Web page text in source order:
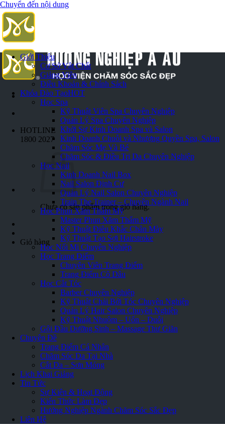
Chuyển đến nội dung
HOTLINE
1800 2027
Chưa có sản phẩm trong giỏ hàng.
Giỏ hàng
Giới Thiệu
Cơ Sở Vật Chất
Giảng Viên
Điều Khoản & Chính Sách
Khóa Đào TạoHOT
Học Spa
Kỹ Thuật Viên Spa Chuyên Nghiệp
Quản Lý Spa Chuyên Nghiệp
Khởi Sự Kinh Doanh Spa và Salon
Kinh Doanh Chuỗi và Nhượng Quyền Spa, Salon
Chăm Sóc Mẹ Và Bé
Chăm Sóc & Điều Trị Da Chuyên Nghiệp
Học Nail
Kinh Doanh Nail Box
Nail Salon Định Cư
Quản Lý Nail Salon Chuyên Nghiệp
Train The Trainer – Chuyên Ngành Nail
Học Phun Xăm Thẩm Mỹ
Master Phun Xăm Thẩm Mỹ
Kỹ Thuật Điêu Khắc Chân Mày
Kỹ Thuật Tạo Sợi Hairstroke
Học Nối Mi Chuyên Nghiệp
Học Trang Điểm
Chuyên Viên Trang Điểm
Trang Điểm Cô Dâu
Học Cắt Tóc
Barber Chuyên Nghiệp
Kỹ Thuật Chải Bới Tóc Chuyên Nghiệp
Quản Lý Hair Salon Chuyên Nghiệp
Kỹ Thuật Nhuộm – Uốn – Duỗi
Gội Đầu Dưỡng Sinh – Massage Thư Giãn
Chuyên Đề
Trang Điểm Cá Nhân
Chăm Sóc Da Tại Nhà
Cắt Da – Sơn Móng
Lịch Khai Giảng
Tin Tức
Sự Kiện & Hoạt Động
Kiến Thức Làm Đẹp
Hướng Nghiệp Ngành Chăm Sóc Sắc Đẹp
Liên Hệ